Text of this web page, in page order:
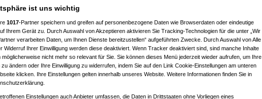
11:32:52)
11:35:10)
12:40:07)
ist uns wichtig
1017-Partner speichern und greifen auf personenbezogene Daten wie Browserdaten oder eindeutige
Ihrem Gerät zu. Durch Auswahl von Akzeptieren aktivieren Sie Tracking-Technologien für die unter „Wir
verarbeiten Daten, um Ihnen Dienste bereitzustellen“ aufgeführten Zwecke. Durch Auswahl von Alle
Widerruf Ihrer Einwilligung werden diese deaktiviert. Wenn Tracker deaktiviert sind, sind manche Inhalte
möglicherweise nicht mehr so relevant für Sie. Sie können dieses Menü jederzeit wieder aufrufen, um Ihre
zu ändern oder Ihre Einwilligung zu widerrufen, indem Sie auf den Link Cookie-Einstellungen am unteren
klicken. Ihre Einstellungen gelten innerhalb unseres Website. Weitere Informationen finden Sie in
Einstellungen auch Anbieter umfassen, die Daten in Drittstaaten ohne Vorliegen eines